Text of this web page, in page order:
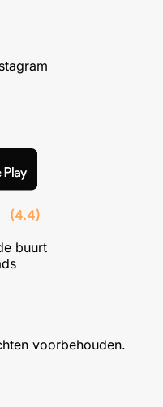
(4.4)
buurt
voorbehouden.